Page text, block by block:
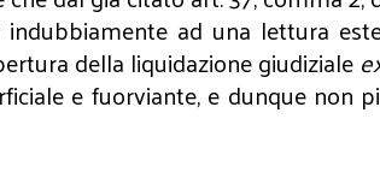
ad una lettura
della liquidazione giudiziale
e fuorviante, e dunque